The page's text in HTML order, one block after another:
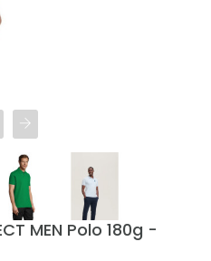
MEN Polo 180g -